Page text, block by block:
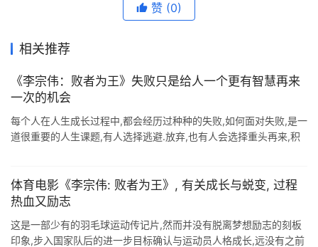
赞 (0)
相关推荐
《李宗伟：败者为王》失败只是给人一个更有智慧再来
一次的机会
每个人在人生成长过程中,都会经历过种种的失败,如何面对失败,是一
道很重要的人生课题,有人选择逃避.放弃,也有人会选择重头再来,积
体育电影《李宗伟: 败者为王》, 有关成长与蜕变, 过程
热血又励志
这是一部少有的羽毛球运动传记片,然而并没有脱离梦想励志的刻板
印象,步入国家队后的进一步目标确认与运动员人格成长,远没有之前